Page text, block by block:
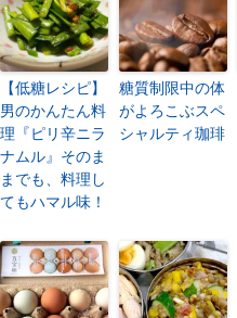
【低糖レシピ】
男のかんたん料
理『ピリ辛ニラ
ナムル』そのま
までも、料理し
てもハマル味！
糖質制限中の体
がよろこぶスペ
シャルティ珈琲